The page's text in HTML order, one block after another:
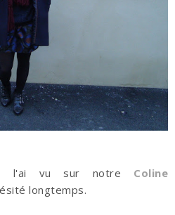
l'ai vu sur notre Coline
longtemps.